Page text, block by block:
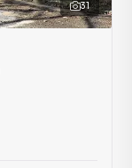
31